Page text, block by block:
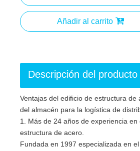
Añadir al carrito
Descripción del producto
Ventajas del edificio de estructura de
del almacén para la logística de
1. Más de 24 años de experiencia en
estructura de acero.
Fundada en 1997 especializada en